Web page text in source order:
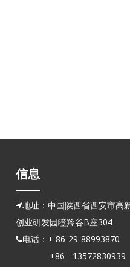
信息
地址：中国陕西省西安市高
创业研发园瞪羚谷B座304
电话：+ 86-29-88993870
+86 - 13572830939